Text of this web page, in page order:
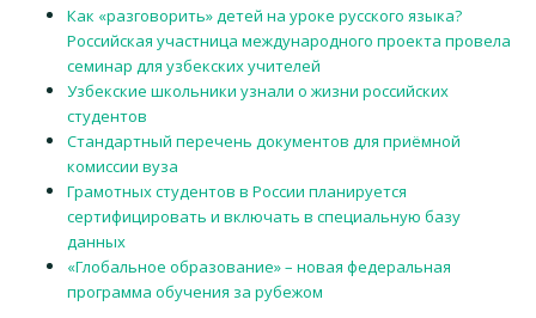
Как «разговорить» детей на уроке русского языка?
Российская участница международного проекта провела
семинар для узбекских учителей
Узбекские школьники узнали о жизни российских
студентов
Стандартный перечень документов для приёмной
комиссии вуза
Грамотных студентов в России планируется
сертифицировать и включать в специальную базу
данных
«Глобальное образование» – новая федеральная
программа обучения за рубежом